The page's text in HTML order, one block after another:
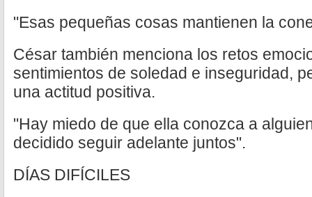
"Esas pequeñas cosas mantienen la
César también menciona los retos
sentimientos de soledad e inseguridad,
una actitud positiva.
"Hay miedo de que ella conozca a
decidido seguir adelante juntos".
DÍAS DIFÍCILES